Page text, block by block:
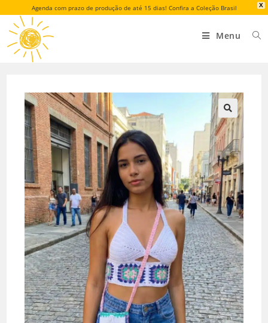
X
Agenda com prazo de produção de até 15 dias! Confira a Coleção Brasil
Menu